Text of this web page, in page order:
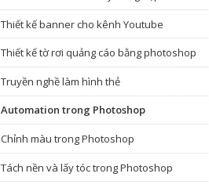
Thiết kế banner cho kênh Youtube
Thiết kế tờ rơi quảng cáo bằng photoshop
Truyền nghề làm hình thẻ
Automation trong Photoshop
Chỉnh màu trong Photoshop
Tách nền và lấy tóc trong Photoshop